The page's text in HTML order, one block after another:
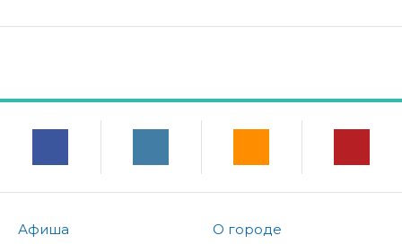
Афиша
О городе